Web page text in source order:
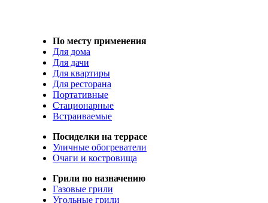
По месту применения
Для дома
Для дачи
Для квартиры
Для ресторана
Портативные
Стационарные
Встраиваемые
Посиделки на террасе
Уличные обогреватели
Очаги и костровища
Грили по назначению
Газовые грили
Угольные грили